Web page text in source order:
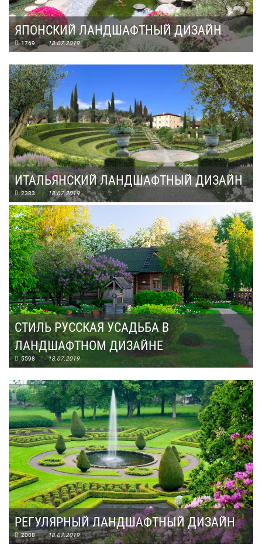
ЯПОНСКИЙ ЛАНДШАФТНЫЙ ДИЗАЙН
1769 18.07.2019
ИТАЛЬЯНСКИЙ ЛАНДШАФТНЫЙ ДИЗАЙН
2383 18.07.2019
СТИЛЬ РУССКАЯ УСАДЬБА В
ЛАНДШАФТНОМ ДИЗАЙНЕ
5598 18.07.2019
РЕГУЛЯРНЫЙ ЛАНДШАФТНЫЙ ДИЗАЙН
2008 18.07.2019